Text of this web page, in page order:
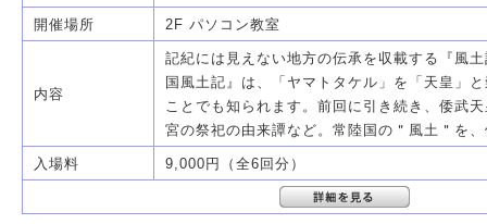
開催場所 2F パソコン教室
内容
記紀には見えない地方の伝承を収載する『風
国風土記』は、「ヤマトタケル」を「天皇」
ことでも知られます。前回に引き続き、倭武
宮の祭祀の由来譚など。常陸国の＂風土＂を
入場料 9,000円（全6回分）